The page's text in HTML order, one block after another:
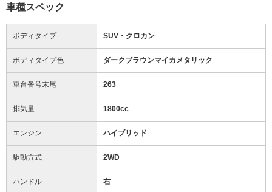
車種スペック
ボディタイプ SUV・クロカン
ボディタイプ色 ダークブラウンマイカメタリック
車台番号末尾 263
排気量 1800cc
エンジン ハイブリッド
駆動方式 2WD
ハンドル 右